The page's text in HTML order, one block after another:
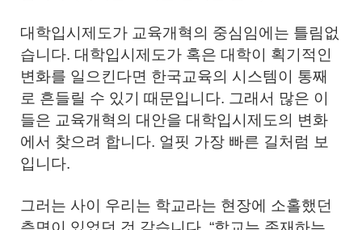
대학입시제도가 교육개혁의 중심임에는 틀림없
습니다. 대학입시제도가 혹은 대학이 획기적인
변화를 일으킨다면 한국교육의 시스템이 통째
로 흔들릴 수 있기 때문입니다. 그래서 많은 이
들은 교육개혁의 대안을 대학입시제도의 변화
에서 찾으려 합니다. 얼핏 가장 빠른 길처럼 보
입니다.
그러는 사이 우리는 학교라는 현장에 소홀했던